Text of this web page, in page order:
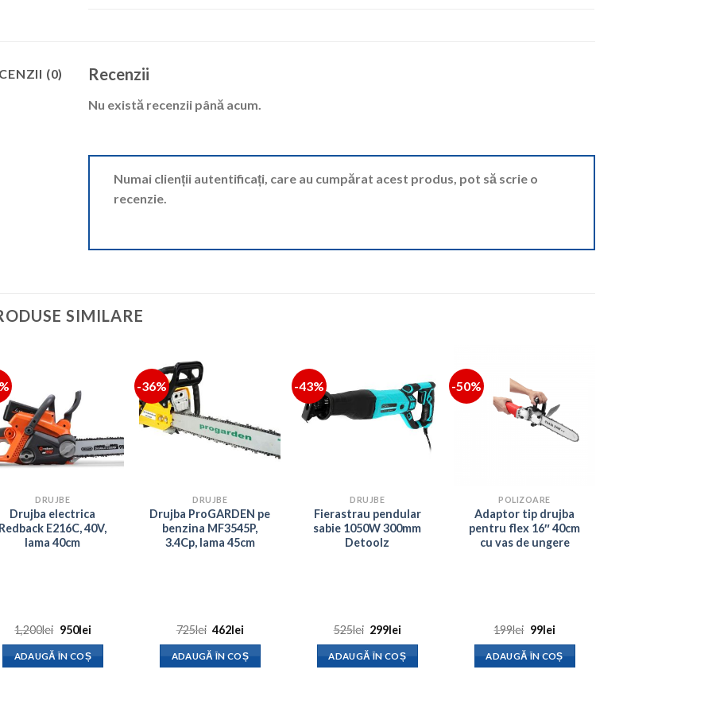
(0) Recenzii
Nu există recenzii până acum.
Numai clienții autentificați, care au cumpărat acest produs, pot să scrie o
recenzie.
SIMILARE
DRUJBE
Drujba electrica
E216C, 40V,
lama 40cm
1,200lei Prețul
a
fost:
950leiPrețul
este:
950lei.
ADAUGĂ ÎN COȘ
-36%
DRUJBE
Drujba ProGARDEN pe
benzina MF3545P,
3.4Cp, lama 45cm
725lei Prețul
a
fost:
462leiPrețul
este:
462lei.
ADAUGĂ ÎN COȘ
-43%
DRUJBE
Fierastrau pendular
sabie 1050W 300mm
Detoolz
525lei Prețul
a
fost:
299leiPrețul
este:
299lei.
ADAUGĂ ÎN COȘ
-50%
POLIZOARE
Adaptor tip drujba
pentru flex 16″ 40cm
cu vas de ungere
199lei Prețul
a
fost:
99leiPrețul
este:
99lei.
ADAUGĂ ÎN COȘ